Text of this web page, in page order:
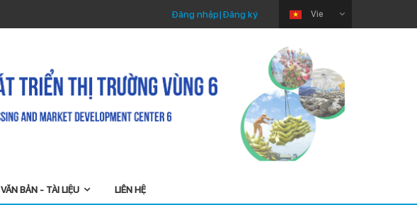
Vie
Đăng nhập|Đăng ký
VĂN BẢN - TÀI LIỆU LIÊN HỆ